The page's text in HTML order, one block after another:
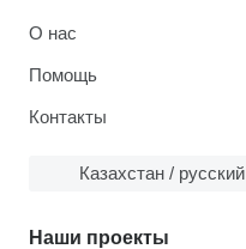
О нас
Помощь
Контакты
Казахстан / русский
Наши проекты